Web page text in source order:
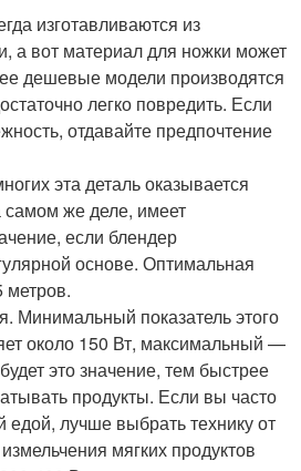
изготавливаются из
а вот материал для ножки может
дешевые модели производятся
легко повредить. Если
отдавайте предпочтение
эта деталь оказывается
самом же деле, имеет
если блендер
основе. Оптимальная
метров.
Минимальный показатель этого
около 150 Вт, максимальный —
это значение, тем быстрее
продукты. Если вы часто
едой, лучше выбрать технику от
мягких продуктов